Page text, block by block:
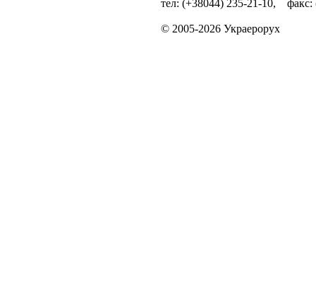
тел: (+38044) 235-21-10, факс:
© 2005-2026 Украерорух